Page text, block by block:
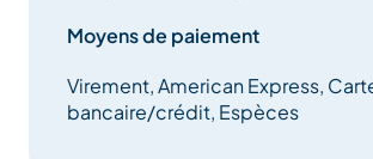
les charcuteries fabriqués par
Tournez la tête et découvrez nos vins
Moyens de paiement
Virement, American Express,
bancaire/crédit, Espèces